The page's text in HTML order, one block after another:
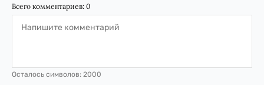
Всего комментариев: 0
Осталось символов: 2000